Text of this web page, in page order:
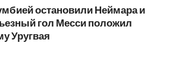
остановили Неймара и
гол Месси положил
Уругвая